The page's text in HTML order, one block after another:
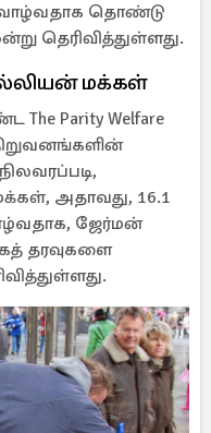
தொண்டு
தெரிவித்துள்ளது.
மக்கள்
Parity Welfare
அதாவது, 16.1
ஜேர்மன்
தரவுகளை